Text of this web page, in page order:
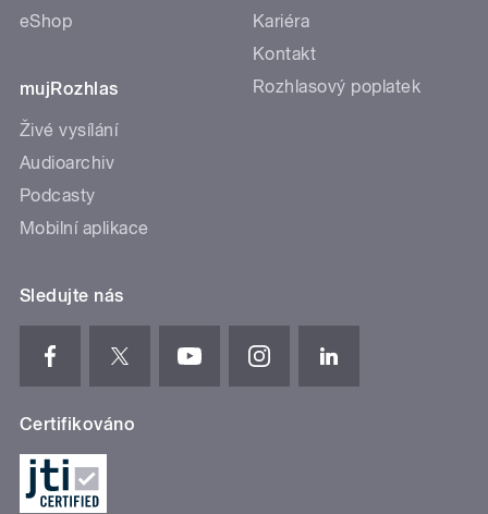
eShop
mujRozhlas
Živé vysílání
Audioarchiv
Podcasty
Mobilní aplikace
Kariéra
Kontakt
Rozhlasový poplatek
Sledujte nás
Certifikováno